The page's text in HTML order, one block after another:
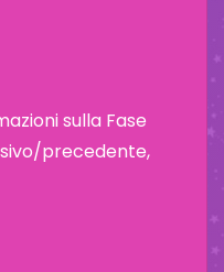
sulla Fase
precedente,